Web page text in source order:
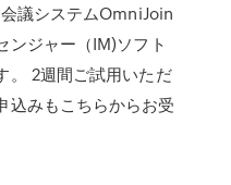
議システムOmniJoin
ンジャー（IM)ソフト
。 2週間ご試用いただ
込みもこちらからお受